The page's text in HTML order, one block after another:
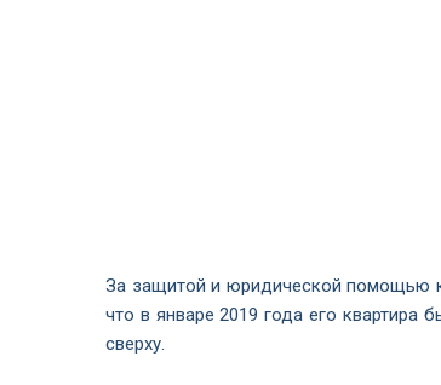
За защитой и юридической помощью к
что в январе 2019 года его квартира
сверху.